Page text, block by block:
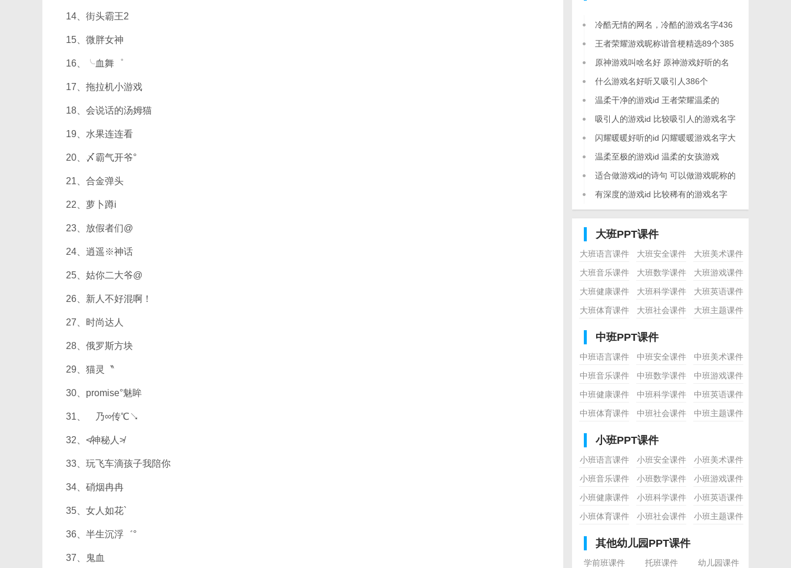
14、街头霸王2
15、微胖女神
16、╰血舞゜
17、拖拉机小游戏
18、会说话的汤姆猫
19、水果连连看
20、〆霸气开爷°
21、合金弹头
22、萝卜蹲i
23、放假者们@
24、逍遥※神话
25、姑你二大爷@
26、新人不好混啊！
27、时尚达人
28、俄罗斯方块
29、猫灵〝
30、promise°魅眸
31、ゞ乃∞传℃↘
32、≮神秘人≯
33、玩飞车滴孩子我陪你
34、硝烟冉冉
35、女人如花`
36、半生沉浮゛°
37、鬼血
冷酷无情的网名，冷酷的游戏名字436
个
王者荣耀游戏昵称谐音梗精选89个385
个
原神游戏叫啥名好 原神游戏好听的名
字379个
什么游戏名好听又吸引人386个
温柔干净的游戏id 王者荣耀温柔的
id416个
吸引人的游戏id 比较吸引人的游戏名字
428个
闪耀暖暖好听的id 闪耀暖暖游戏名字大
全453个
温柔至极的游戏id 温柔的女孩游戏
id420个
适合做游戏id的诗句 可以做游戏昵称的
诗句374个
有深度的游戏id 比较稀有的游戏名字
大班PPT课件
大班语言课件 大班安全课件
大班美术课件
大班音乐课件
大班数学课件
大班游戏课件
大班健康课件
大班科学课件
大班英语课件
大班体育课件
大班社会课件 大班主题课件
中班PPT课件
中班语言课件 中班安全课件
中班美术课件
中班音乐课件
中班数学课件
中班游戏课件
中班健康课件
中班科学课件
中班英语课件
中班体育课件
中班社会课件 中班主题课件
小班PPT课件
小班语言课件 小班安全课件
小班美术课件
小班音乐课件
小班数学课件
小班游戏课件
小班健康课件
小班科学课件
小班英语课件
小班体育课件
小班社会课件 小班主题课件
其他幼儿园PPT课件
学前班课件 托班课件 幼儿园课件